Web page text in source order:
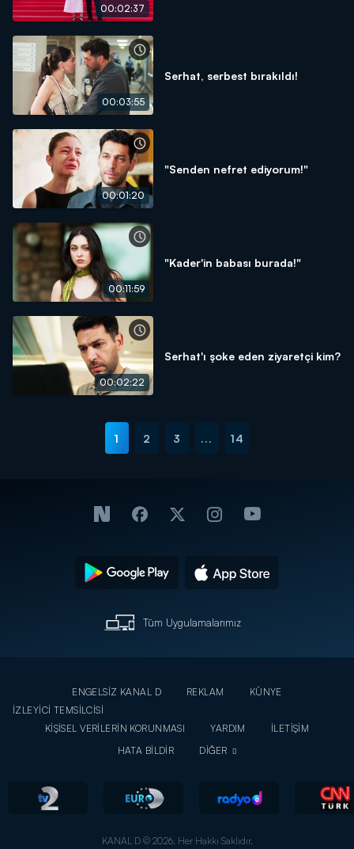
00:02:37
00:03:55
Serhat, serbest bırakıldı!
00:01:20
"Senden nefret ediyorum!"
00:11:59
"Kader'in babası burada!"
00:02:22
Serhat'ı şoke eden ziyaretçi kim?
1 2 3 ... 14
Tüm Uygulamalarımız
ENGELSİZ KANAL D REKLAM
KÜNYE
İZLEYİCİ TEMSİLCİSİ
KİŞİSEL VERİLERİN KORUNMASI
YARDIM
İLETİŞİM
HATA BİLDİR
DİĞER
KANAL D © 2026. Her Hakkı Saklıdır.